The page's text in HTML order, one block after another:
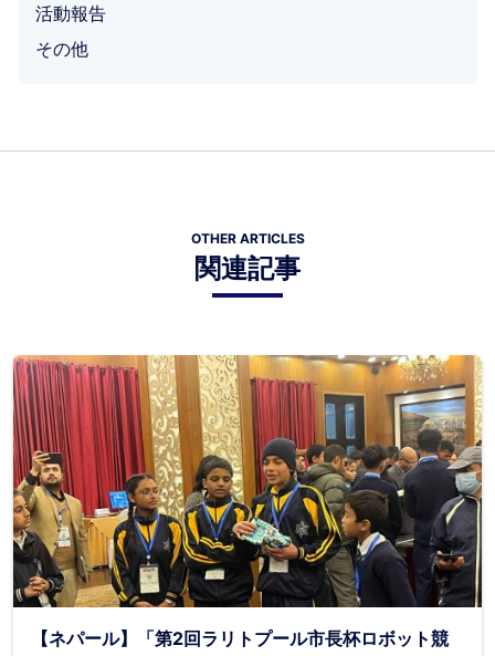
活動報告
その他
OTHER ARTICLES
関連記事
【ネパール】「第2回ラリトプール市長杯ロボット競